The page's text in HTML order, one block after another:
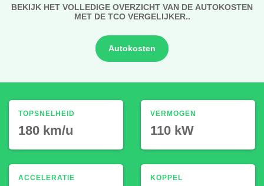
BEKIJK HET VOLLEDIGE OVERZICHT VAN DE AUTOKOSTEN
MET DE TCO VERGELIJKER..
Autokosten
TOPSNELHEID
180 km/u
ACCELERATIE
VERMOGEN
110 kW
KOPPEL